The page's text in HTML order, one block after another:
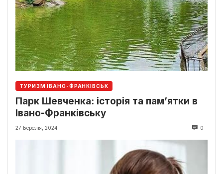
ТУРИЗМ ІВАНО-ФРАНКІВСЬК
Парк Шевченка: історія та пам’ятки в
Івано-Франківську
27 Березня, 2024 0